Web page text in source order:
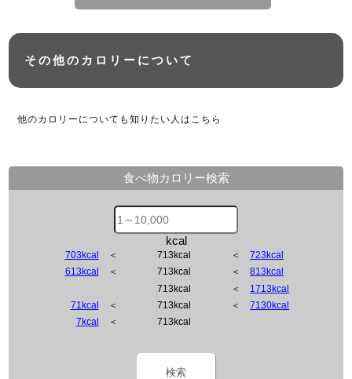
その他のカロリーについて
他のカロリーについても知りたい人はこちら
食べ物カロリー検索
kcal
703kcal ＜ 713kcal ＜723kcal
613kcal
＜ 713kcal ＜813kcal
713kcal
＜ 1713kcal
71kcal
＜ 713kcal ＜7130kcal
7kcal
＜ 713kcal
検索